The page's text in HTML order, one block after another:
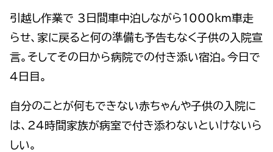
引越し作業で 3日間車中泊しながら1000km車走
らせ、家に戻ると何の準備も予告もなく子供の入院宣
言。そしてその日から病院での付き添い宿泊。今日で
4日目。
自分のことが何もできない赤ちゃんや子供の入院に
は、24時間家族が病室で付き添わないといけないら
しい。